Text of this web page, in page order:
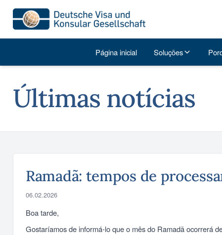
Página inicial Soluções
Últimas notícias
Ramadã: tempos de
06.02.2026
Boa tarde,
Gostaríamos de informá-lo que o mês do Ramadã ocorrerá